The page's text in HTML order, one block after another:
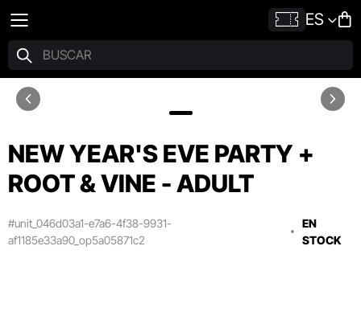
ES
NEW YEAR'S EVE PARTY +
ROOT & VINE - ADULT
#unit_046d03a1-e7a6-4f38-9931-
af1185e33a90_op5a05871c2
EN
STOCK